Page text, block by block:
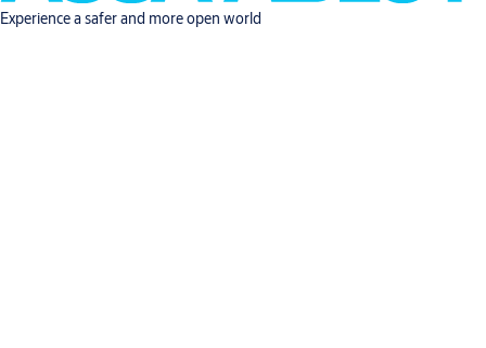
Experience a safer and more open world